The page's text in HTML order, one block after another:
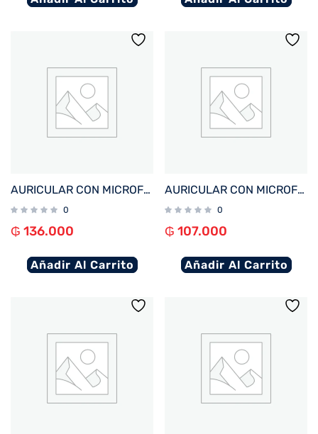
AURICULAR CON MICROFONO FTX E56L-GY BT/MIC/ANC/TOUCH/IPX6 GRIS C/PANT LED
0
₲ 136.000
Añadir Al Carrito
AURICULAR CON MICROFONO FTX E60-WH BT/MIC/TOUCH/IPX4 BLANCO
0
₲ 107.000
Añadir Al Carrito